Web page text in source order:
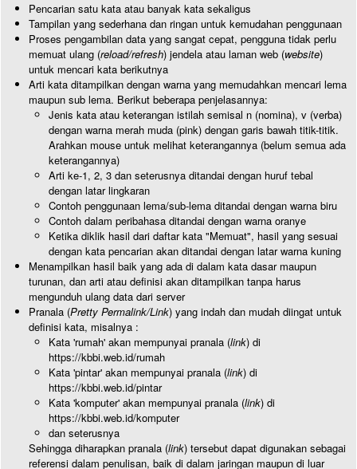
Pencarian satu kata atau banyak kata sekaligus
Tampilan yang sederhana dan ringan untuk kemudahan penggunaan
Proses pengambilan data yang sangat cepat, pengguna tidak perlu
memuat ulang (reload/refresh) jendela atau laman web (website)
untuk mencari kata berikutnya
Arti kata ditampilkan dengan warna yang memudahkan mencari lema
maupun sub lema. Berikut beberapa penjelasannya:
Jenis kata atau keterangan istilah semisal n (nomina), v (verba)
dengan warna merah muda (pink) dengan garis bawah titik-titik.
Arahkan mouse untuk melihat keterangannya (belum semua ada
keterangannya)
Arti ke-1, 2, 3 dan seterusnya ditandai dengan huruf tebal
dengan latar lingkaran
Contoh penggunaan lema/sub-lema ditandai dengan warna biru
Contoh dalam peribahasa ditandai dengan warna oranye
Ketika diklik hasil dari daftar kata "Memuat", hasil yang sesuai
dengan kata pencarian akan ditandai dengan latar warna kuning
Menampilkan hasil baik yang ada di dalam kata dasar maupun
turunan, dan arti atau definisi akan ditampilkan tanpa harus
mengunduh ulang data dari server
Pranala (Pretty Permalink/Link) yang indah dan mudah diingat untuk
definisi kata, misalnya :
Kata 'rumah' akan mempunyai pranala (link) di
https://kbbi.web.id/rumah
Kata 'pintar' akan mempunyai pranala (link) di
https://kbbi.web.id/pintar
Kata 'komputer' akan mempunyai pranala (link) di
https://kbbi.web.id/komputer
dan seterusnya
Sehingga diharapkan pranala (link) tersebut dapat digunakan sebagai
referensi dalam penulisan, baik di dalam jaringan maupun di luar